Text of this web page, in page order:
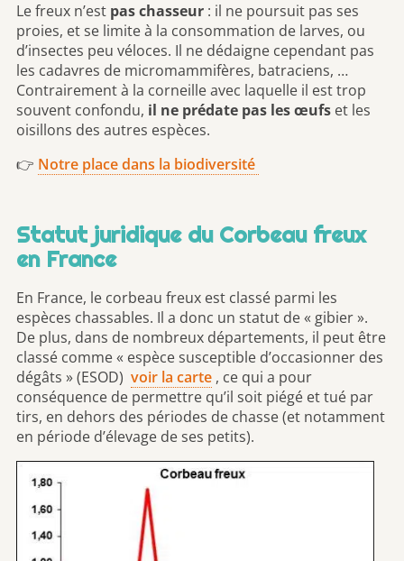
Le freux n’est pas chasseur : il ne poursuit pas ses
proies, et se limite à la consommation de larves, ou
d’insectes peu véloces. Il ne dédaigne cependant pas
les cadavres de micromammifères, batraciens, …
Contrairement à la corneille avec laquelle il est trop
souvent confondu, il ne prédate pas les œufs et les
oisillons des autres espèces.
👉 Notre place dans la biodiversité
Statut juridique du Corbeau freux
en France
En France, le corbeau freux est classé parmi les
espèces chassables. Il a donc un statut de « gibier ».
De plus, dans de nombreux départements, il peut être
classé comme « espèce susceptible d’occasionner des
dégâts » (ESOD) voir la carte , ce qui a pour
conséquence de permettre qu’il soit piégé et tué par
tirs, en dehors des périodes de chasse (et notamment
en période d’élevage de ses petits).